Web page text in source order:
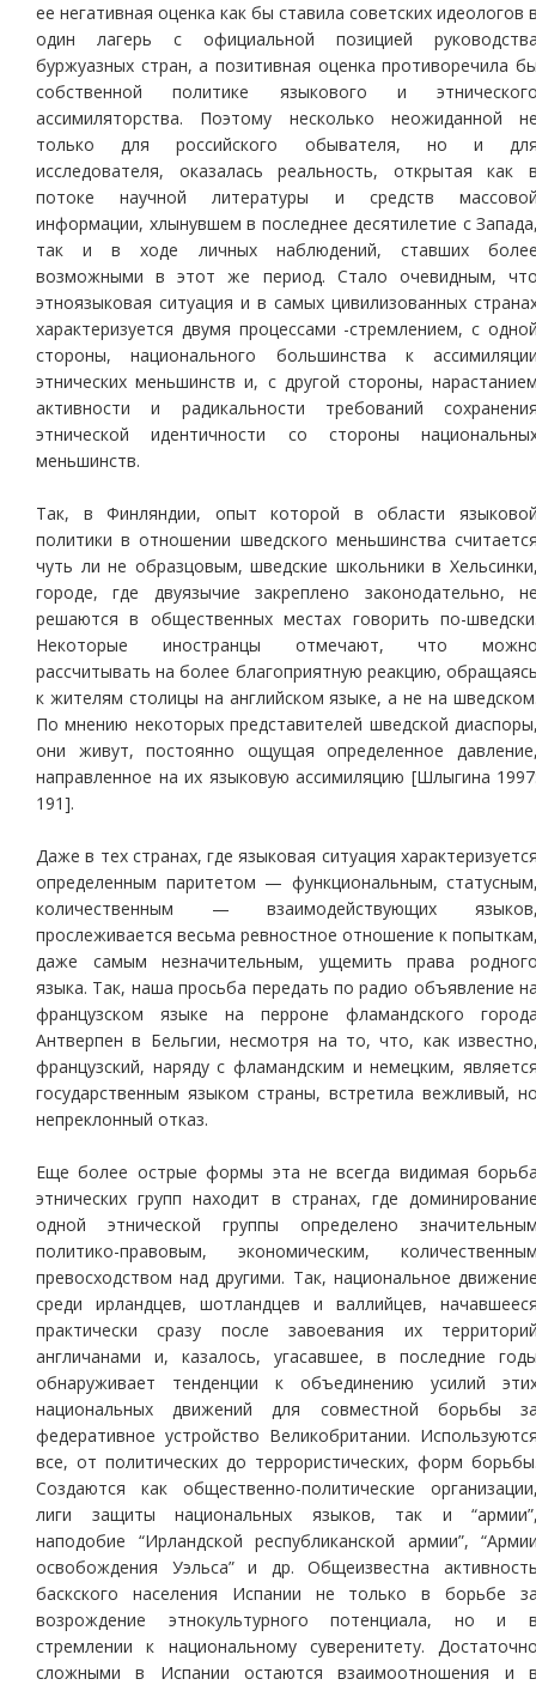
ее негативная оценка как бы ставила советских идеологов
один лагерь с официальной позицией
буржуазных стран, а позитивная оценка противоречила
собственной политике языкового и
ассимиляторства. Поэтому несколько неожиданной
только для российского обывателя, но и
исследователя, оказалась реальность, открытая как
потоке научной литературы и средств
информации, хлынувшем в последнее десятилетие с
так и в ходе личных наблюдений, ставших
возможными в этот же период. Стало очевидным,
этноязыковая ситуация и в самых цивилизованных
характеризуется двумя процессами -стремлением, с
стороны, национального большинства к
этнических меньшинств и, с другой стороны,
активности и радикальности требований
этнической идентичности со стороны
меньшинств.
Так, в Финляндии, опыт которой в области
политики в отношении шведского меньшинства
чуть ли не образцовым, шведские школьники в
городе, где двуязычие закреплено законодательно,
решаются в общественных местах говорить по-
Некоторые иностранцы отмечают, что
рассчитывать на более благоприятную реакцию,
к жителям столицы на английском языке, а не на
По мнению некоторых представителей шведской
они живут, постоянно ощущая определенное
направленное на их языковую ассимиляцию [Шлыгина
191].
Даже в тех странах, где языковая ситуация
определенным паритетом — функциональным,
количественным — взаимодействующих
прослеживается весьма ревностное отношение к
даже самым незначительным, ущемить права
языка. Так, наша просьба передать по радио объявление
французском языке на перроне фламандского
Антверпен в Бельгии, несмотря на то, что, как
французский, наряду с фламандским и немецким,
государственным языком страны, встретила вежливый,
непреклонный отказ.
Еще более острые формы эта не всегда видимая
этнических групп находит в странах, где
одной этнической группы определено
политико-правовым, экономическим,
превосходством над другими. Так, национальное
среди ирландцев, шотландцев и валлийцев,
практически сразу после завоевания их
англичанами и, казалось, угасавшее, в последние
обнаруживает тенденции к объединению усилий
национальных движений для совместной борьбы
федеративное устройство Великобритании.
все, от политических до террористических, форм
Создаются как общественно-политические
лиги защиты национальных языков, так и
наподобие “Ирландской республиканской армии”,
освобождения Уэльса” и др. Общеизвестна
баскского населения Испании не только в борьбе
возрождение этнокультурного потенциала, но и
стремлении к национальному суверенитету.
сложными в Испании остаются взаимоотношения и